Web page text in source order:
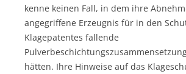
kenne keinen Fall, in dem ihre
angegriffene Erzeugnis für in den
Klagepatentes fallende
hätten. Ihre Hinweise auf das